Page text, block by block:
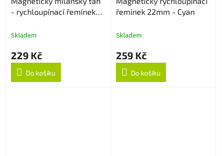
- rychloupínací řemínek
Skladem
229 Kč
Do košíku
řemínek 22mm - Cyan
Skladem
259 Kč
Do košíku